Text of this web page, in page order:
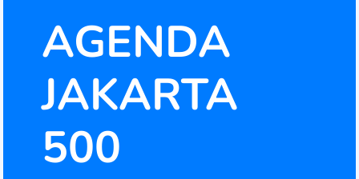
AGENDA
JAKARTA
500